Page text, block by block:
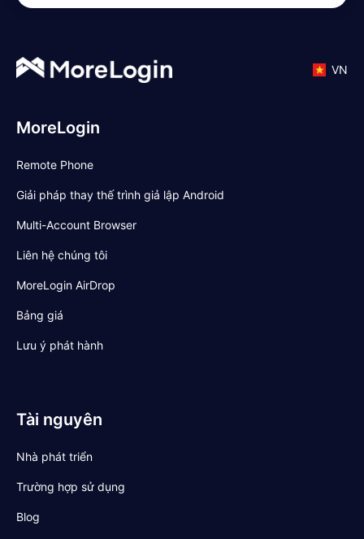
VN
MoreLogin
Remote Phone
Giải pháp thay thế trình giả lập Android
Multi-Account Browser
Liên hệ chúng tôi
MoreLogin AirDrop
Bảng giá
Lưu ý phát hành
Tài nguyên
Nhà phát triển
Trường hợp sử dụng
Blog